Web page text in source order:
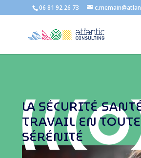
06 81 92 26 73
LA SÉCURITÉ
TRAVAIL EN TOUTE
SÉRÉNITÉ